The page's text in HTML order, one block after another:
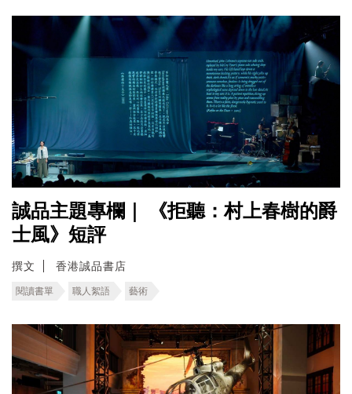
誠品主題專欄｜ 《拒聽：村上春樹的爵
士風》短評
撰文 香港誠品書店
閱讀書單 職人絮語 藝術